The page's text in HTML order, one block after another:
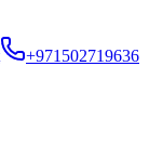
+971502719636